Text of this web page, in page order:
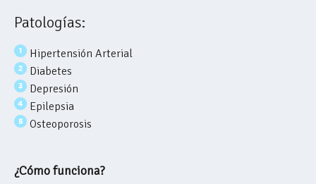
Patologías:
Hipertensión Arterial
Diabetes
Depresión
Epilepsia
Osteoporosis
¿Cómo funciona?